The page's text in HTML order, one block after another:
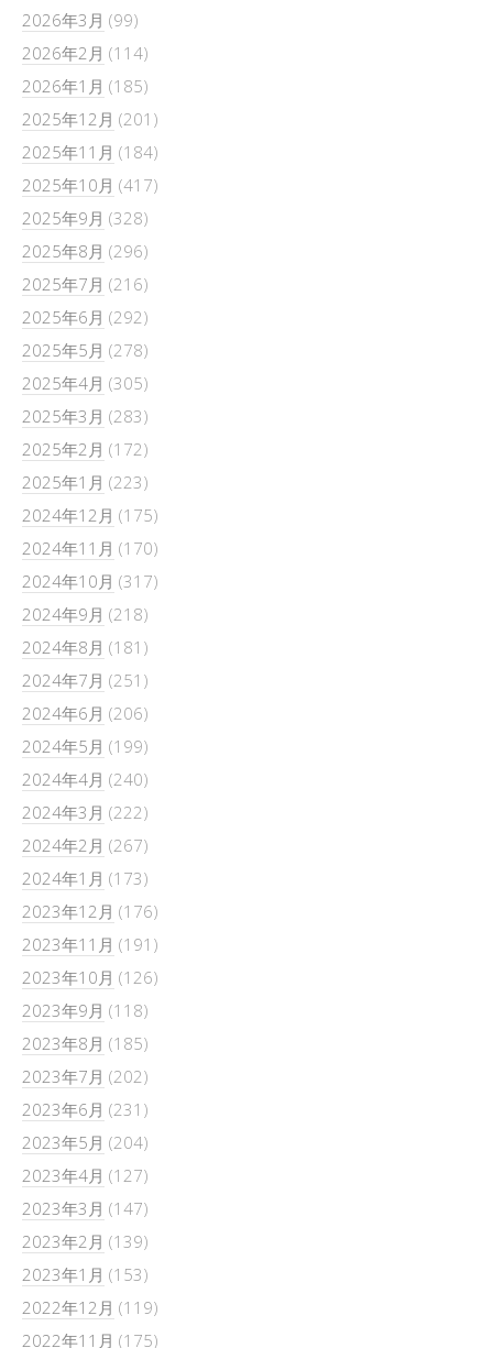
2026年3月 (99)
2026年2月 (114)
2026年1月 (185)
2025年12月 (201)
2025年11月 (184)
2025年10月 (417)
2025年9月 (328)
2025年8月 (296)
2025年7月 (216)
2025年6月 (292)
2025年5月 (278)
2025年4月 (305)
2025年3月 (283)
2025年2月 (172)
2025年1月 (223)
2024年12月 (175)
2024年11月 (170)
2024年10月 (317)
2024年9月 (218)
2024年8月 (181)
2024年7月 (251)
2024年6月 (206)
2024年5月 (199)
2024年4月 (240)
2024年3月 (222)
2024年2月 (267)
2024年1月 (173)
2023年12月 (176)
2023年11月 (191)
2023年10月 (126)
2023年9月 (118)
2023年8月 (185)
2023年7月 (202)
2023年6月 (231)
2023年5月 (204)
2023年4月 (127)
2023年3月 (147)
2023年2月 (139)
2023年1月 (153)
2022年12月 (119)
2022年11月 (175)